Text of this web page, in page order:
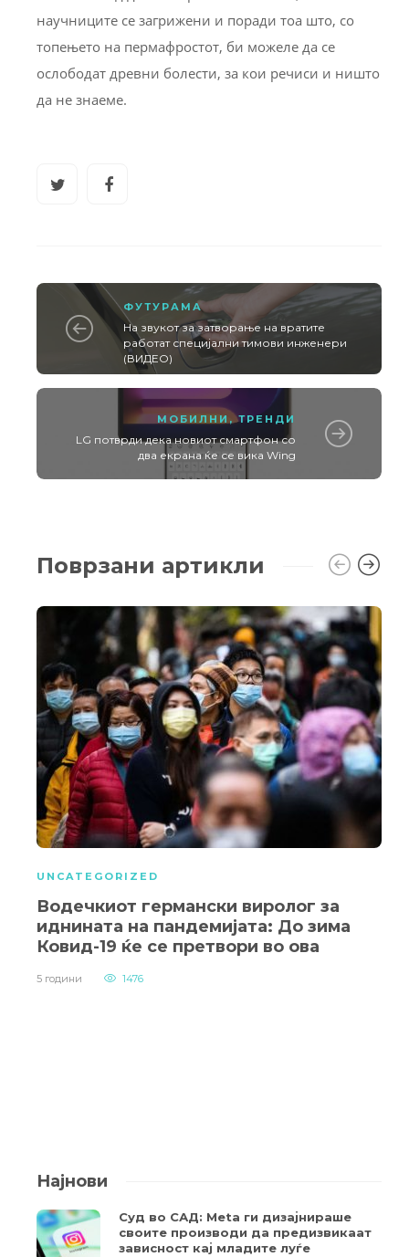
научниците се загрижени и поради тоа што, со
топењето на пермафростот, би можеле да се
ослободат древни болести, за кои речиси и ништо
да не знаеме.
ФУТУРАМА
На звукот за затворање на вратите
работат специјални тимови инженери
(ВИДЕО)
МОБИЛНИ ,ТРЕНДИ
LG потврди дека новиот смартфон со
два екрана ќе се вика Wing
Поврзани артикли
UNCATEGORIZED
Водечкиот германски виролог за
иднината на пандемијата: До зима
Ковид-19 ќе се претвори во ова
5 години 1476
Најнови
Суд во САД: Meta ги дизајнираше
своите производи да предизвикаат
зависност кај младите луѓе